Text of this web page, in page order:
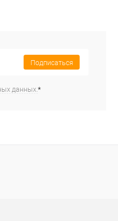
Подписаться
данных. *